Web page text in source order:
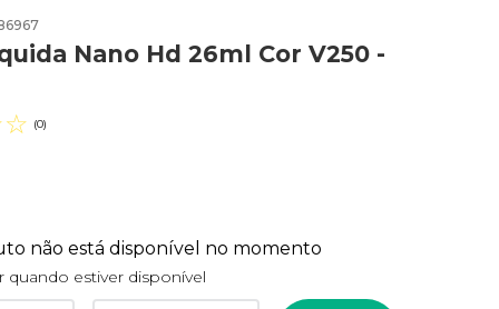
Nano Hd 26ml Cor V250 -
☆ (0)
não está disponível no momento
quando estiver disponível